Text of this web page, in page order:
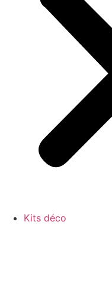
Kits déco